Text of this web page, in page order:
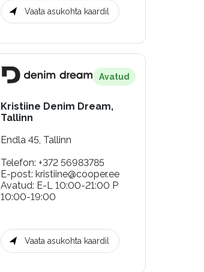
Vaata asukohta kaardil
Avatud
Kristiine Denim Dream,
Tallinn
Endla 45, Tallinn
Telefon: +372 56983785
E-post: kristiine@cooper.ee
Avatud: E-L 10:00-21:00 P
10:00-19:00
Vaata asukohta kaardil